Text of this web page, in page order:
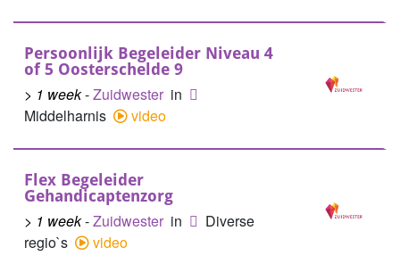
Persoonlijk Begeleider Niveau 4
of 5 Oosterschelde 9
> 1 week-Zuidwester in
Middelharnis
video
Flex Begeleider
Gehandicaptenzorg
> 1 week-Zuidwester in
Diverse
regio`s
video